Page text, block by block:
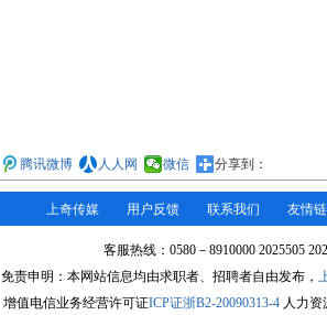
腾讯微博 人人网 微信 分享到：
上奇传媒 用户反馈 联系我们 友情
客服热线：0580－8910000 2025505
免责申明：本网站信息均由求职者、招聘者自由发布，
增值电信业务经营许可证ICP证浙B2-20090313-4 人力资